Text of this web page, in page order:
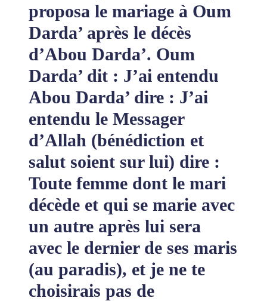
proposa le mariage à Oum
Darda’ après le décès
d’Abou Darda’. Oum
Darda’ dit : J’ai entendu
Abou Darda’ dire : J’ai
entendu le Messager
d’Allah (bénédiction et
salut soient sur lui) dire :
Toute femme dont le mari
décède et qui se marie avec
un autre après lui sera
avec le dernier de ses maris
(au paradis), et je ne te
choisirais pas de